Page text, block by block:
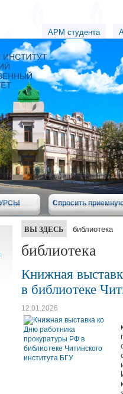
АРМ студента
Спросить
ВЫ ЗДЕСЬ библиотека
библиотека
Книжная
в библиотеке
12.01.2026